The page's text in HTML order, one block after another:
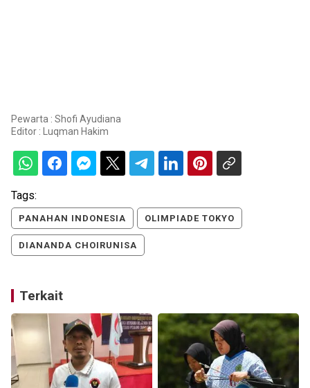
Pewarta : Shofi Ayudiana
Editor :
Luqman Hakim
Tags:
PANAHAN INDONESIA OLIMPIADE TOKYO
DIANANDA CHOIRUNISA
Terkait